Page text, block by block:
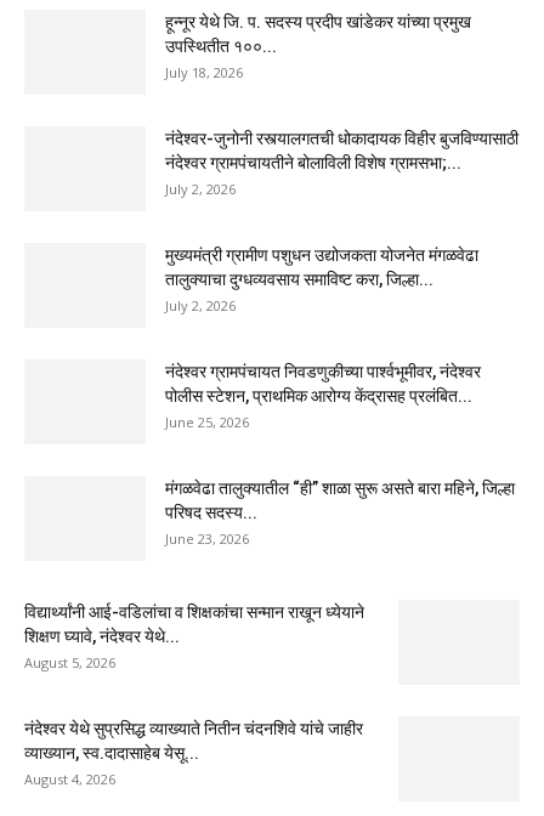
हून्नूर येथे जि. प. सदस्य प्रदीप खांडेकर यांच्या प्रमुख
उपस्थितीत १००...
July 18, 2026
नंदेश्वर-जुनोनी रस्त्यालगतची धोकादायक विहीर बुजविण्यासाठी
नंदेश्वर ग्रामपंचायतीने बोलाविली विशेष ग्रामसभा;...
July 2, 2026
मुख्यमंत्री ग्रामीण पशुधन उद्योजकता योजनेत मंगळवेढा
तालुक्याचा दुग्धव्यवसाय समाविष्ट करा, जिल्हा...
July 2, 2026
नंदेश्वर ग्रामपंचायत निवडणुकीच्या पार्श्वभूमीवर, नंदेश्वर
पोलीस स्टेशन, प्राथमिक आरोग्य केंद्रासह प्रलंबित...
June 25, 2026
मंगळवेढा तालुक्यातील “ही” शाळा सुरू असते बारा महिने, जिल्हा
परिषद सदस्य...
June 23, 2026
विद्यार्थ्यांनी आई-वडिलांचा व शिक्षकांचा सन्मान राखून ध्येयाने
शिक्षण घ्यावे, नंदेश्वर येथे...
August 5, 2026
नंदेश्वर येथे सुप्रसिद्ध व्याख्याते नितीन चंदनशिवे यांचे जाहीर
व्याख्यान, स्व.दादासाहेब येसू...
August 4, 2026